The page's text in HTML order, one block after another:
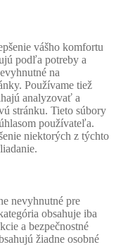
vášho komfortu
podľa potreby a
na
Používame tiež
analyzovať a
stránku. Tieto súbory
používateľa.
niektorých z týchto
nevyhnutné pre
obsahuje iba
a bezpečnostné
žiadne osobné